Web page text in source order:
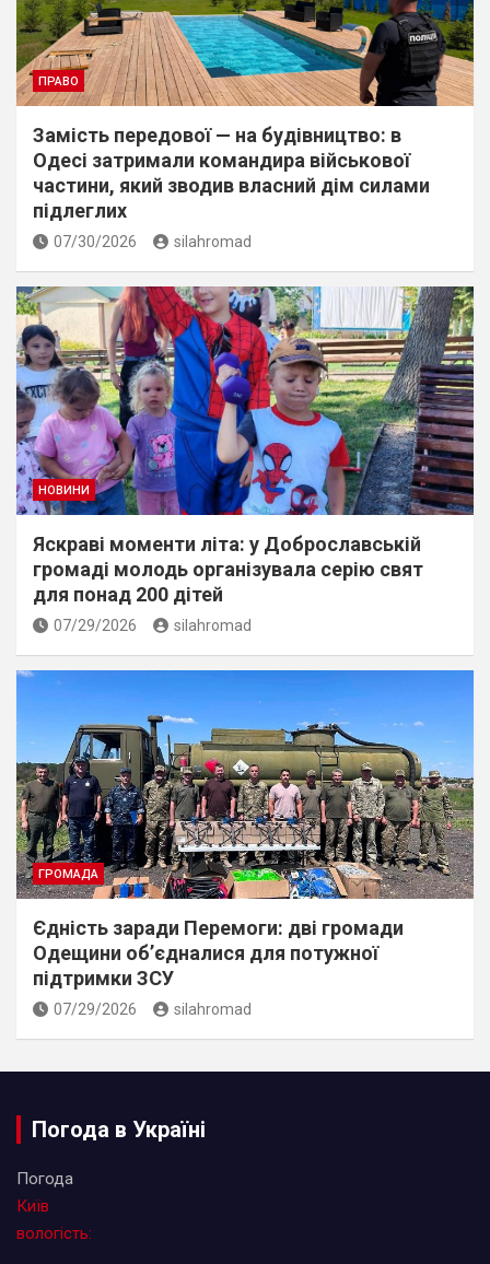
ПРАВО
Замість передової — на будівництво: в
Одесі затримали командира військової
частини, який зводив власний дім силами
підлеглих
07/30/2026 silahromad
НОВИНИ
Яскраві моменти літа: у Доброславській
громаді молодь організувала серію свят
для понад 200 дітей
07/29/2026 silahromad
ГРОМАДА
Єдність заради Перемоги: дві громади
Одещини об’єдналися для потужної
підтримки ЗСУ
07/29/2026 silahromad
Погода в Україні
Погода
Київ
вологість: